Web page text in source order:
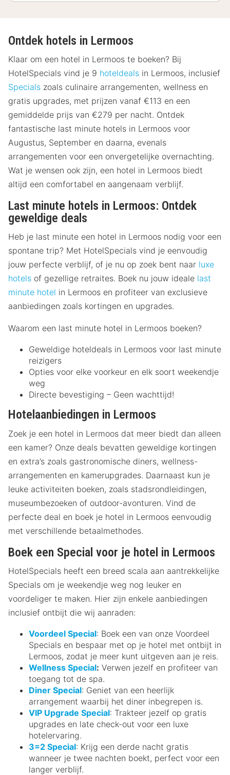
Ontdek hotels in Lermoos
Klaar om een hotel in Lermoos te boeken? Bij
HotelSpecials vind je 9 hoteldeals in Lermoos, inclusief
Specials zoals culinaire arrangementen, wellness en
gratis upgrades, met prijzen vanaf €113 en een
gemiddelde prijs van €279 per nacht. Ontdek
fantastische last minute hotels in Lermoos voor
Augustus, September en daarna, evenals
arrangementen voor een onvergetelijke overnachting.
Wat je wensen ook zijn, een hotel in Lermoos biedt
altijd een comfortabel en aangenaam verblijf.
Last minute hotels in Lermoos: Ontdek
geweldige deals
Heb je last minute een hotel in Lermoos nodig voor een
spontane trip? Met HotelSpecials vind je eenvoudig
jouw perfecte verblijf, of je nu op zoek bent naar luxe
hotels of gezellige retraites. Boek nu jouw ideale last
minute hotel in Lermoos en profiteer van exclusieve
aanbiedingen zoals kortingen en upgrades.
Waarom een last minute hotel in Lermoos boeken?
Geweldige hoteldeals in Lermoos voor last minute
reizigers
Opties voor elke voorkeur en elk soort weekendje
weg
Directe bevestiging – Geen wachttijd!
Hotelaanbiedingen in Lermoos
Zoek je een hotel in Lermoos dat meer biedt dan alleen
een kamer? Onze deals bevatten geweldige kortingen
en extra’s zoals gastronomische diners, wellness-
arrangementen en kamerupgrades. Daarnaast kun je
leuke activiteiten boeken, zoals stadsrondleidingen,
museumbezoeken of outdoor-avonturen. Vind de
perfecte deal en boek je hotel in Lermoos eenvoudig
met verschillende betaalmethodes.
Boek een Special voor je hotel in Lermoos
HotelSpecials heeft een breed scala aan aantrekkelijke
Specials om je weekendje weg nog leuker en
voordeliger te maken. Hier zijn enkele aanbiedingen
inclusief ontbijt die wij aanraden:
Voordeel Special: Boek een van onze Voordeel
Specials en bespaar met op je hotel met ontbijt in
Lermoos, zodat je meer kunt uitgeven aan je reis.
Wellness Special: Verwen jezelf en profiteer van
toegang tot de spa.
Diner Special: Geniet van een heerlijk
arrangement waarbij het diner inbegrepen is.
VIP Upgrade Special: Trakteer jezelf op gratis
upgrades en late check-out voor een luxe
hotelervaring.
3=2 Special: Krijg een derde nacht gratis
wanneer je twee nachten boekt, perfect voor een
langer verblijf.